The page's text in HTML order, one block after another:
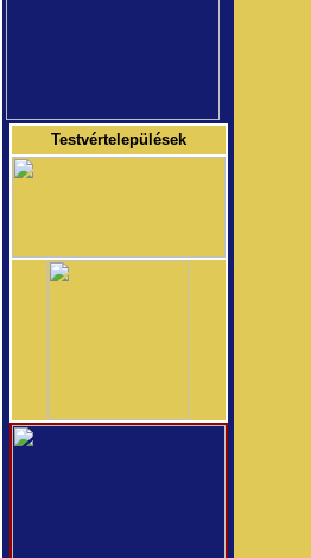
Testvértelepülések